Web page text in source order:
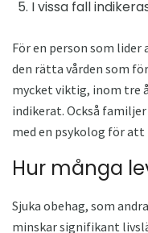
I vissa fall
För en person som lider
den rätta vården som
mycket viktig, inom tre
indikerat. Också
med en psykolog för
Hur många
Sjuka obehag, som
minskar signifikant